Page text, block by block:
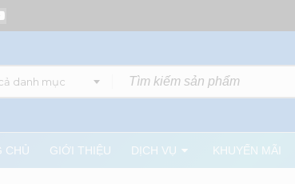
danh mục
CHỦ GIỚI THIỆU DỊCH VỤ KHUYẾN MÃI